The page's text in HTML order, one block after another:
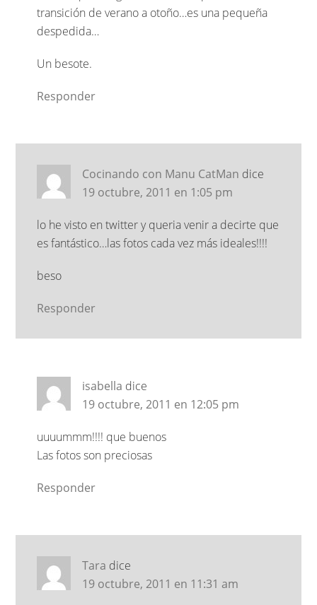
transición de verano a otoño…es una pequeña
despedida…
Un besote.
Responder
Cocinando con Manu CatMan dice
19 octubre, 2011 en 1:05 pm
lo he visto en twitter y queria venir a decirte que
es fantástico…las fotos cada vez más ideales!!!!
beso
Responder
isabella dice
19 octubre, 2011 en 12:05 pm
uuuummm!!!! que buenos
Las fotos son preciosas
Responder
Tara dice
19 octubre, 2011 en 11:31 am